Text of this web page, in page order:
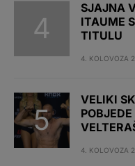
SJAJNA
ITAUME
TITULU
4. KOLOVOZA
VELIKI
4. KOLOVOZA